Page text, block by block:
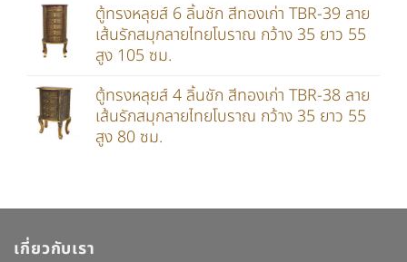
ตู้ทรงหลุยส์ 6 ลิ้นชัก สีทองเก่า TBR-39 ลาย
เส้นรักสมุกลายไทยโบราณ กว้าง 35 ยาว 55
สูง 105 ซม.
ตู้ทรงหลุยส์ 4 ลิ้นชัก สีทองเก่า TBR-38 ลาย
เส้นรักสมุกลายไทยโบราณ กว้าง 35 ยาว 55
สูง 80 ซม.
เกี่ยวกับเรา